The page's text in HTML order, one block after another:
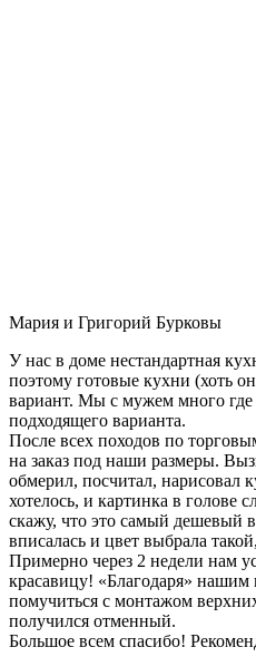
Мария и Григорий Бурковы
У нас в доме нестандартная
поэтому готовые кухни (хоть
вариант. Мы с мужем много
подходящего варианта.
После всех походов по
на заказ под наши размеры.
обмерил, посчитал, нарисовал
хотелось, и картинка в голове
скажу, что это самый дешевый
вписалась и цвет выбрала
Примерно через 2 недели нам
красавицу! «Благодаря»
помучиться с монтажом
получился отменный.
Большое всем спасибо!